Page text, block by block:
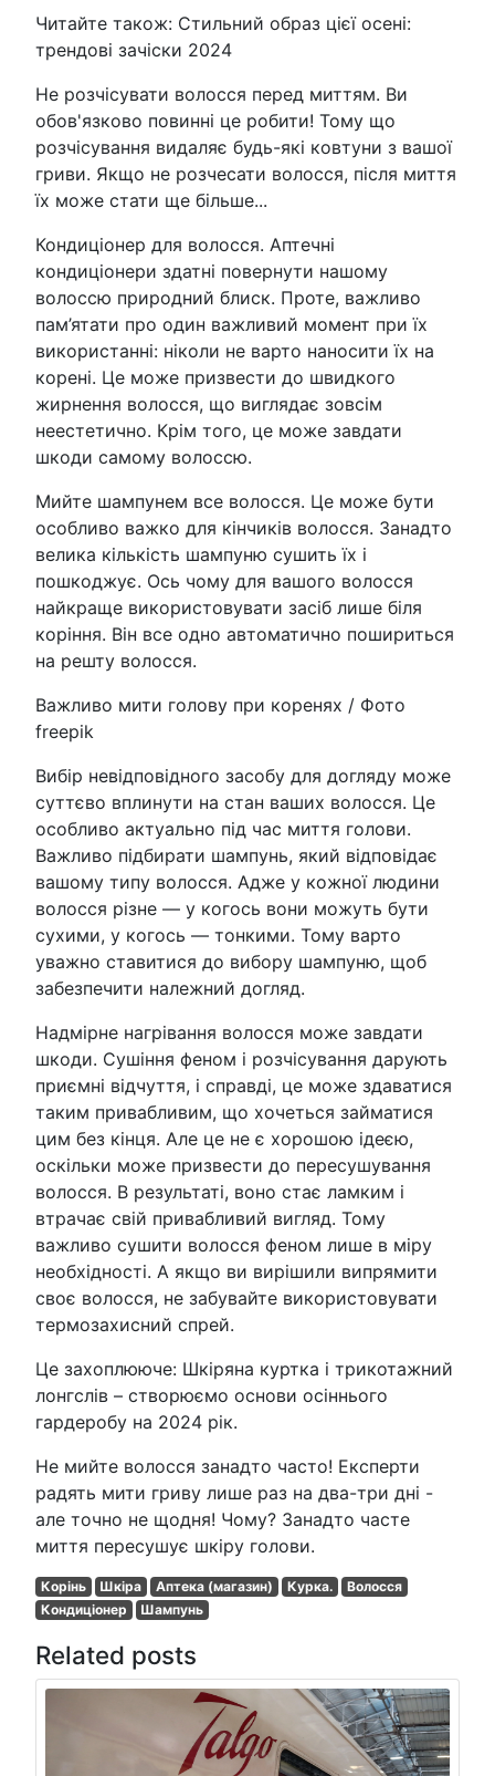
Читайте також: Стильний образ цієї осені:
трендові зачіски 2024
Не розчісувати волосся перед миттям. Ви
обов'язково повинні це робити! Тому що
розчісування видаляє будь-які ковтуни з вашої
гриви. Якщо не розчесати волосся, після миття
їх може стати ще більше...
Кондиціонер для волосся. Аптечні
кондиціонери здатні повернути нашому
волоссю природний блиск. Проте, важливо
пам’ятати про один важливий момент при їх
використанні: ніколи не варто наносити їх на
корені. Це може призвести до швидкого
жирнення волосся, що виглядає зовсім
неестетично. Крім того, це може завдати
шкоди самому волоссю.
Мийте шампунем все волосся. Це може бути
особливо важко для кінчиків волосся. Занадто
велика кількість шампуню сушить їх і
пошкоджує. Ось чому для вашого волосся
найкраще використовувати засіб лише біля
коріння. Він все одно автоматично пошириться
на решту волосся.
Важливо мити голову при коренях / Фото
freepik
Вибір невідповідного засобу для догляду може
суттєво вплинути на стан ваших волосся. Це
особливо актуально під час миття голови.
Важливо підбирати шампунь, який відповідає
вашому типу волосся. Адже у кожної людини
волосся різне — у когось вони можуть бути
сухими, у когось — тонкими. Тому варто
уважно ставитися до вибору шампуню, щоб
забезпечити належний догляд.
Надмірне нагрівання волосся може завдати
шкоди. Сушіння феном і розчісування дарують
приємні відчуття, і справді, це може здаватися
таким привабливим, що хочеться займатися
цим без кінця. Але це не є хорошою ідеєю,
оскільки може призвести до пересушування
волосся. В результаті, воно стає ламким і
втрачає свій привабливий вигляд. Тому
важливо сушити волосся феном лише в міру
необхідності. А якщо ви вирішили випрямити
своє волосся, не забувайте використовувати
термозахисний спрей.
Це захоплююче: Шкіряна куртка і трикотажний
лонгслів – створюємо основи осіннього
гардеробу на 2024 рік.
Не мийте волосся занадто часто! Експерти
радять мити гриву лише раз на два-три дні -
але точно не щодня! Чому? Занадто часте
миття пересушує шкіру голови.
Корінь Шкіра Аптека (магазин) Курка.
Волосся
Кондиціонер
Шампунь
Related posts